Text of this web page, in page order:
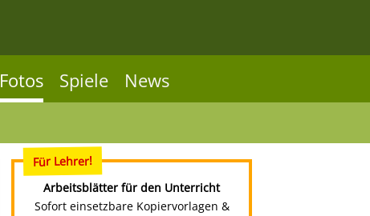
Fotos Spiele News
Für Lehrer!
Arbeitsblätter für den Unterricht
Sofort einsetzbare Kopiervorlagen &